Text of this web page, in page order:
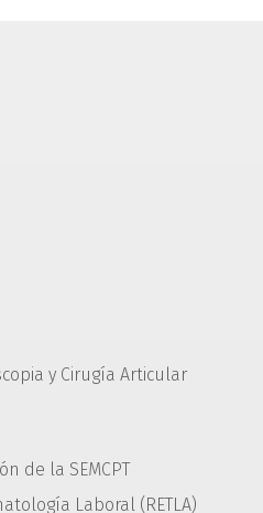
y Cirugía Articular
de la SEMCPT
Laboral (RETLA)